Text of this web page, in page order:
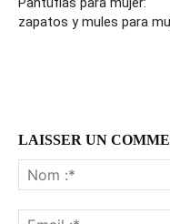
zapatos y mules para
LAISSER UN